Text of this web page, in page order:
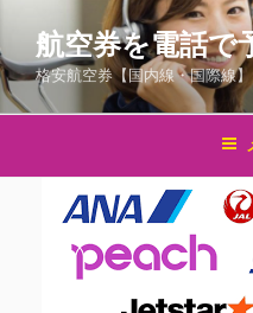
テ
ン
ス
航空券を電話で
格安航空券【国内線・国際線